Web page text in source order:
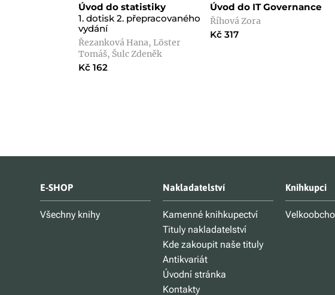
Úvod do statistiky
1. dotisk 2. přepracovaného
vydání
Řezanková Hana, Löster
Tomáš, Šulc Zdeněk
Kč 162
Úvod do IT Governance
Říhová Zora
Kč 317
E-SHOP
Všechny knihy
Nakladatelství
Kamenné knihkupectví
Tituly nakladatelství
Kde zakoupit naše tituly
Antikvariát
Úvodní stránka
Kontakty
Knihkupci